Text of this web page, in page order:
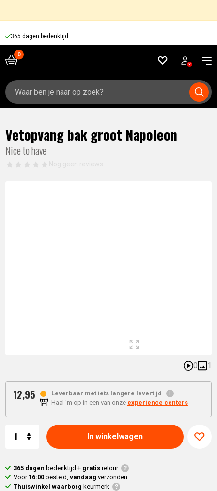
365 dagen bedenktijd
Zoeken
naar:
Vetopvang bak groot Napoleon
Nice to have
0 1
12,95
Leverbaar met iets langere levertijd
Haal 'm op in een van onze experience centers
In winkelwagen
365 dagen bedenktijd + gratisretour
Voor 16:00 besteld,vandaag verzonden
Thuiswinkel waarborg keurmerk